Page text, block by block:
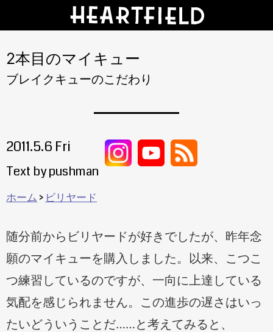
2本目のマイキュー
ブレイクキューのこだわり
随分前からビリヤードが好きでしたが、昨年念
願のマイキューを購入しました。以来、こつこ
つ練習しているのですが、一向に上達している
気配を感じられません。この進歩の遅さはいっ
たいどういうことだ……と考えてみると、
2011.5.6 Fri
Text by pushman
ホーム ビリヤード